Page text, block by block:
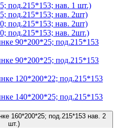
под.215*153; нав. 1 шт.)
под.215*153; нав. 2шт)
под.215*153; нав. 2шт)
под.215*153; нав. 2шт.)
90*200*25; под.215*153
90*200*25; под.215*153
120*200*22; под.215*153
140*200*25; под.215*153
160*200*25; под.215*153 нав. 2
шт.)